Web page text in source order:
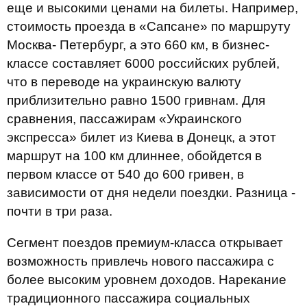
еще и высокими ценами на билеты. Например,
стоимость проезда в «Сапсане» по маршруту
Москва- Петербург, а это 660 км, в бизнес-
классе составляет 6000 российских рублей,
что в переводе на украинскую валюту
приблизительно равно 1500 гривнам. Для
сравнения, пассажирам «Украинского
экспресса» билет из Киева в Донецк, а этот
маршрут на 100 км длиннее, обойдется в
первом классе от 540 до 600 гривен, в
зависимости от дня недели поездки. Разница -
почти в три раза.
Сегмент поездов премиум-класса открывает
возможность привлечь нового пассажира с
более высоким уровнем доходов. Нарекание
традиционного пассажира социальных